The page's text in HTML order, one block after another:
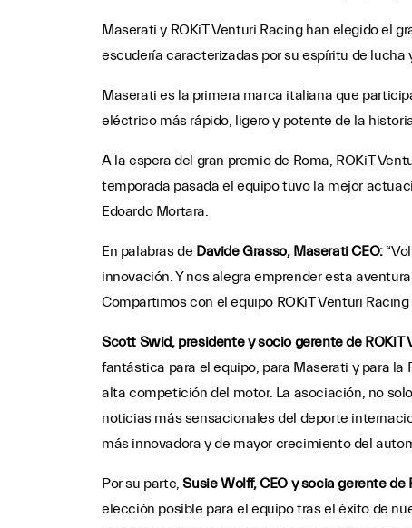
Maserati y ROKiT Venturi Racing han elegido el
escudería caracterizadas por su espíritu de
Maserati es la primera marca italiana que
eléctrico más rápido, ligero y potente de la
A la espera del gran premio de Roma, ROKiT
temporada pasada el equipo tuvo la mejor
Edoardo Mortara.
En palabras de Davide Grasso, Maserati CEO:
innovación. Y nos alegra emprender esta
Compartimos con el equipo ROKiT Venturi
Scott Swid, presidente y socio gerente de ROKiT
fantástica para el equipo, para Maserati y para la
alta competición del motor. La asociación, no
noticias más sensacionales del deporte
más innovadora y de mayor crecimiento del
Por su parte,Susie Wolff, CEO y socia gerente de
elección posible para el equipo tras el éxito de